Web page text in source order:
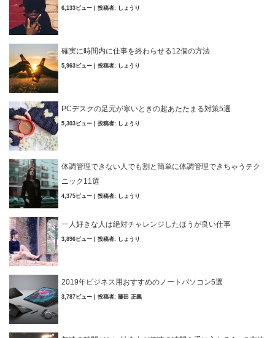
6,133ビュー 投稿者: しょうり
確実に時間内に仕事を終わらせる12個の方法
5,963ビュー 投稿者: しょうり
PCデスクの足元が寒いときの超あたたまる対策5選
5,303ビュー 投稿者: しょうり
体調管理できない人でも割と簡単に体調管理できちゃうテク
ニック11選
4,375ビュー 投稿者: しょうり
一人好きな人は絶対チャレンジしたほうが良い仕事
3,896ビュー 投稿者: しょうり
2019年ビジネス用おすすめのノートパソコン5選
3,787ビュー 投稿者: 藤田 正義